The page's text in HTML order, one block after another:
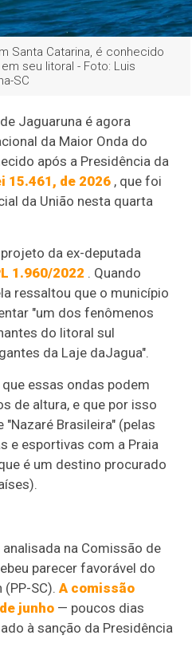
Santa Catarina, é conhecido
seu litoral - Foto: Luis
SC
Jaguaruna é agora
da Maior Onda do
após a Presidência da
15.461, de 2026 , que foi
da União nesta quarta
da ex-deputada
1.960/2022 . Quando
ressaltou que o município
"um dos fenômenos
do litoral sul
da Laje daJagua".
essas ondas podem
de altura, e que por isso
Brasileira" (pelas
e esportivas com a Praia
é um destino procurado
na Comissão de
parecer favorável do
(PP-SC).A comissão
junho — poucos dias
à sanção da Presidência